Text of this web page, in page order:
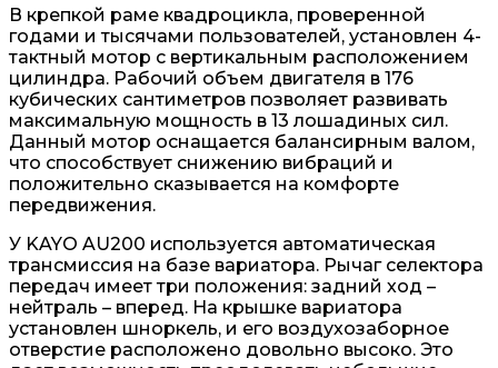
В крепкой раме квадроцикла, проверенной
годами и тысячами пользователей, установлен 4-
тактный мотор с вертикальным расположением
цилиндра. Рабочий объем двигателя в 176
кубических сантиметров позволяет развивать
максимальную мощность в 13 лошадиных сил.
Данный мотор оснащается балансирным валом,
что способствует снижению вибраций и
положительно сказывается на комфорте
передвижения.
У KAYO AU200 используется автоматическая
трансмиссия на базе вариатора. Рычаг селектора
передач имеет три положения: задний ход –
нейтраль – вперед. На крышке вариатора
установлен шноркель, и его воздухозаборное
отверстие расположено довольно высоко. Это